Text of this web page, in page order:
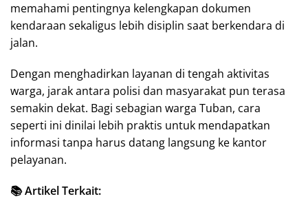
memahami pentingnya kelengkapan dokumen
kendaraan sekaligus lebih disiplin saat berkendara di
jalan.
Dengan menghadirkan layanan di tengah aktivitas
warga, jarak antara polisi dan masyarakat pun terasa
semakin dekat. Bagi sebagian warga Tuban, cara
seperti ini dinilai lebih praktis untuk mendapatkan
informasi tanpa harus datang langsung ke kantor
pelayanan.
📚 Artikel Terkait: